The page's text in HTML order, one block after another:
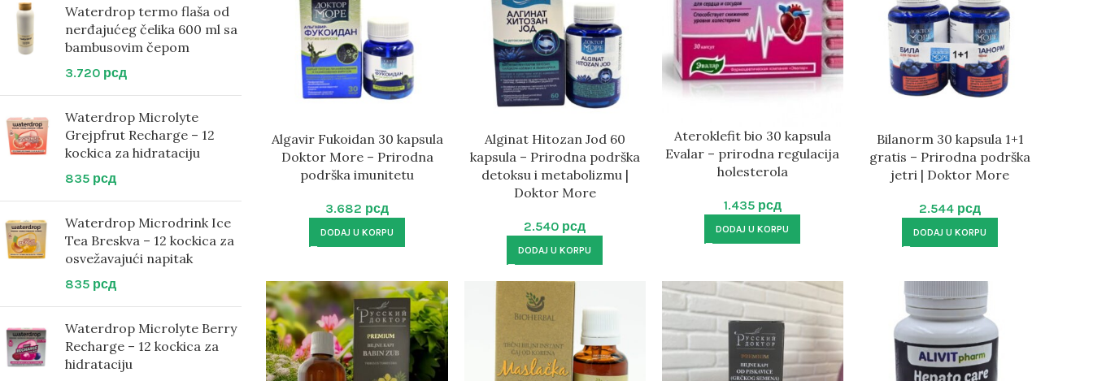
Waterdrop termo flaša od
nerđajućeg čelika 600 ml sa
bambusovim čepom
3.720 рсд
Waterdrop Microlyte
Grejpfrut Recharge – 12
kockica za hidrataciju
835 рсд
Waterdrop Microdrink Ice
Tea Breskva – 12 kockica za
osvežavajući napitak
835 рсд
Waterdrop Microlyte Berry
Recharge – 12 kockica za
hidrataciju
Algavir Fukoidan 30 kapsula
Doktor More – Prirodna
podrška imunitetu
3.682 рсд
DODAJ U KORPU
Alginat Hitozan Jod 60
kapsula – Prirodna podrška
detoksu i metabolizmu |
Doktor More
2.540 рсд
DODAJ U KORPU
Ateroklefit bio 30 kapsula
Evalar – prirodna regulacija
holesterola
1.435 рсд
DODAJ U KORPU
Bilanorm 30 kapsula 1+1
gratis – Prirodna podrška
jetri | Doktor More
2.544 рсд
DODAJ U KORPU